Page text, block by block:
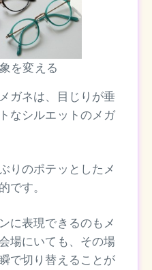
を変える
ガネは、目じりが垂
なシルエットのメガ
りのポテッとしたメ
です。
に表現できるのもメ
場にいても、その場
で切り替えることが